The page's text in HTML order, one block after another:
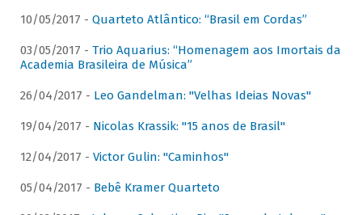
10/05/2017 - Quarteto Atlântico: “Brasil em Cordas”
03/05/2017 - Trio Aquarius: “Homenagem aos Imortais da
Academia Brasileira de Música”
26/04/2017 - Leo Gandelman: "Velhas Ideias Novas"
19/04/2017 - Nicolas Krassik: "15 anos de Brasil"
12/04/2017 - Victor Gulin: "Caminhos"
05/04/2017 - Bebê Kramer Quarteto